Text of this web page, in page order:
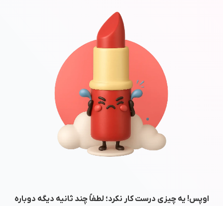
اوپس! یه چیزی درست کار نکرد؛ لطفاً چند ثانیه دیگه دوباره